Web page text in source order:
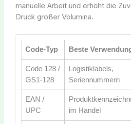
manuelle Arbeit und erhöht die
Druck großer Volumina.
Code-Typ Beste
Code 128 /
GS1-128
Logistiklabels,
Seriennummern
EAN /
UPC
im Handel